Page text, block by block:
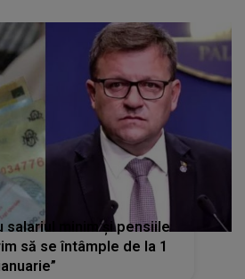
salariul minim și pensiile
să se întâmple de la 1